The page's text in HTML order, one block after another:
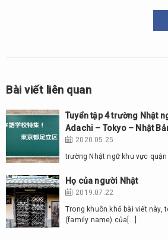
Bài viết liên quan
Tuyển tập 4 trường Nhật
Adachi – Tokyo – Nhật
2020.05.25
trường Nhật ngữ khu vực quận
Họ của người Nhật
2019.07.22
Trong khuôn khổ bài viết này,
(family name) của[…]